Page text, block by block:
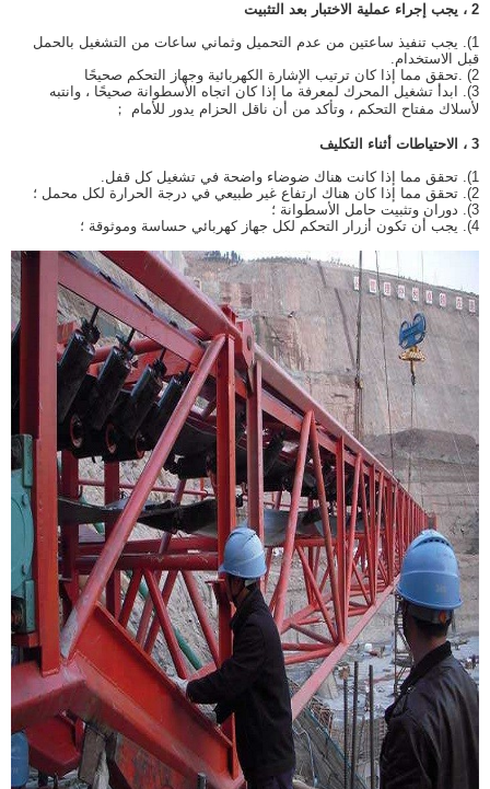
2 ، يجب إجراء عملية الاختبار بعد التثبيت
1). يجب تنفيذ ساعتين من عدم التحميل وثماني ساعات من التشغيل بالحمل
قبل الاستخدام.
2) .تحقق مما إذا كان ترتيب الإشارة الكهربائية وجهاز التحكم صحيحًا
3). ابدأ تشغيل المحرك لمعرفة ما إذا كان اتجاه الأسطوانة صحيحًا ، وانتبه
لأسلاك مفتاح التحكم ، وتأكد من أن ناقل الحزام يدور للأمام ；
3 ، الاحتياطات أثناء التكليف
1). تحقق مما إذا كانت هناك ضوضاء واضحة في تشغيل كل قفل.
2). تحقق مما إذا كان هناك ارتفاع غير طبيعي في درجة الحرارة لكل محمل ؛
3). دوران وتثبيت حامل الأسطوانة ؛
4). يجب أن تكون أزرار التحكم لكل جهاز كهربائي حساسة وموثوقة ؛